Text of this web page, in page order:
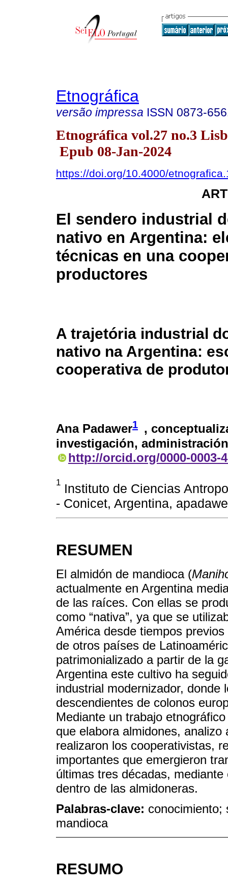
Etnográfica
versão impressa ISSN 0873-
Etnográfica vol.27 no.3
Epub 08-Jan-2024
https://doi.org/10.4000/
El sendero industrial
nativo en Argentina:
técnicas en una
productores
A trajetória industrial
nativo na Argentina:
cooperativa de
Ana Padawer1 ,
investigación,
http://orcid.org/0000-0003-
1 Instituto de Ciencias
- Conicet, Argentina,
RESUMEN
El almidón de mandioca (
actualmente en Argentina
de las raíces. Con ellas se
como “nativa”, ya que se
América desde tiempos
de otros países de
patrimonializado a partir de la
Argentina este cultivo ha
industrial modernizador, donde
descendientes de colonos
Mediante un trabajo
que elabora almidones,
realizaron los cooperativistas,
importantes que emergieron
últimas tres décadas,
dentro de las almidoneras.
Palabras-clave: conocimiento;
mandioca
RESUMO